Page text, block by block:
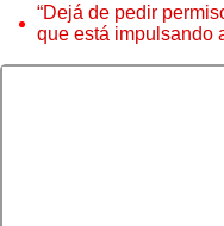
“Dejá de pedir
que está impulsando